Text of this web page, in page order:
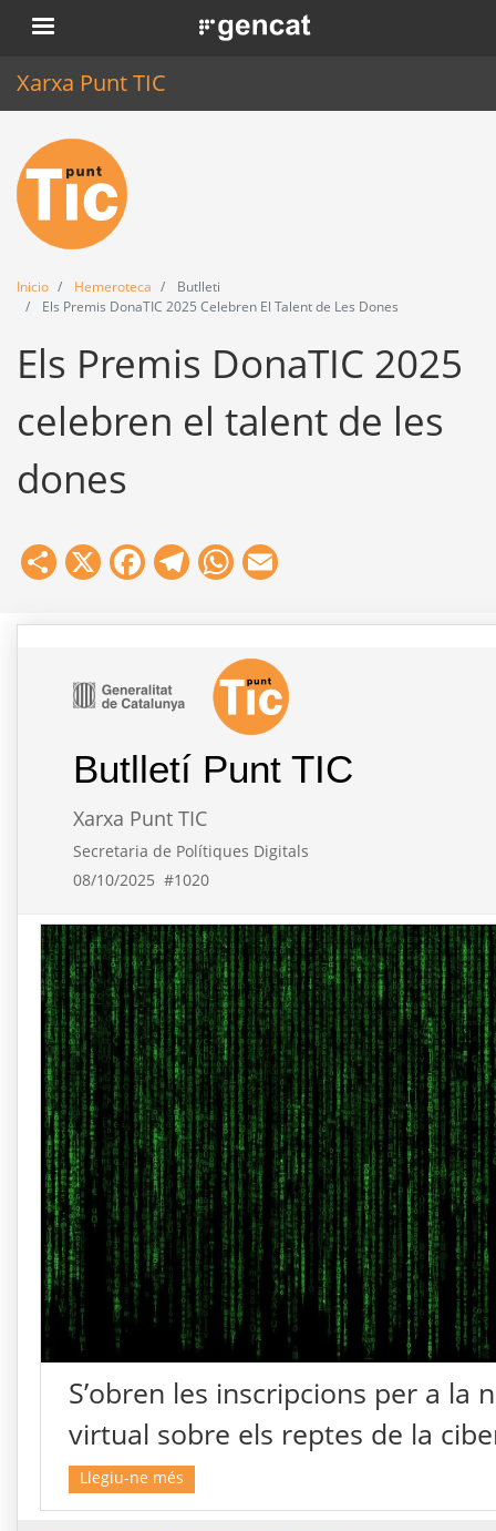
Pasar
al
. Obre en una nova finestra.
Xarxa Punt TIC
Inicio
Punt TIC
Actualidad
Agenda
Formación
Herramientas
Inicio Hemeroteca
Butlleti
Els Premis DonaTIC 2025 Celebren El Talent de Les Dones
Els Premis DonaTIC 2025
celebren el talent de les
dones
Share
X Facebook
Telegram
WhatsApp
Butlletí Punt TIC
Xarxa Punt TIC
Secretaria de Polítiques Digitals
08/10/2025 #1020
S’obren les inscripcions per a la
virtual sobre els reptes de la
Llegiu-ne més